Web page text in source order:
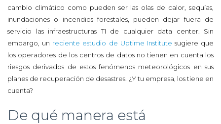
cambio climático como pueden ser las olas de calor, sequías,
inundaciones o incendios forestales, pueden dejar fuera de
servicio las infraestructuras TI de cualquier data center. Sin
embargo, un reciente estudio de Uptime Institute sugiere que
los operadores de los centros de datos no tienen en cuenta los
riesgos derivados de estos fenómenos meteorológicos en sus
planes de recuperación de desastres. ¿Y tu empresa, los tiene en
cuenta?
De qué manera está